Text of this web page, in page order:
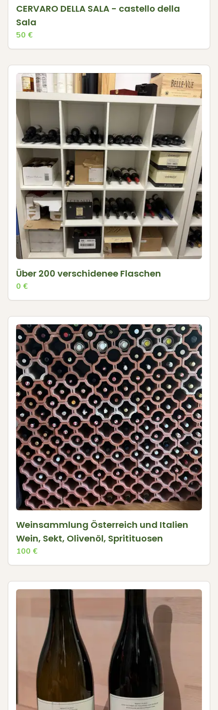
CERVARO DELLA SALA - castello della
Sala
50 €
Über 200 verschidenee Flaschen
0 €
Weinsammlung Österreich und Italien
Wein, Sekt, Olivenöl, Spritituosen
100 €